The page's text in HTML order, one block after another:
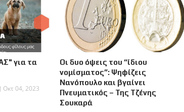
για τα
Οκτ 04, 2023
Οι δυο όψεις του “ίδιου
νομίσματος”: Ψηφίζεις
Νανόπουλο και βγαίνει
Πνευματικός – Της Τζένης
Σουκαρά